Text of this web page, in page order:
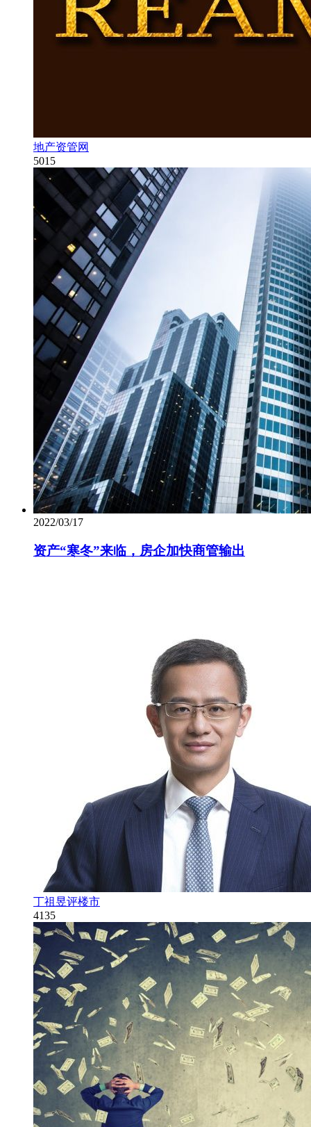
地产资管网
5015
2022/03/17
资产“寒冬”来临，房企加快商管输出
丁祖昱评楼市
4135